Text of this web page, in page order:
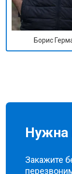
Борис
Нужна
Закажите